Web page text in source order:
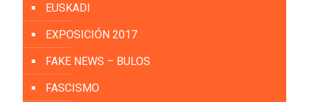
EUSKADI
EXPOSICIÓN 2017
FAKE NEWS – BULOS
FASCISMO